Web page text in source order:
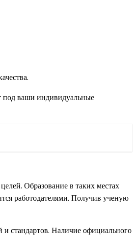
под ваши индивидуальные
Образование в таких местах
работодателями. Получив ученую
стандартов. Наличие официального